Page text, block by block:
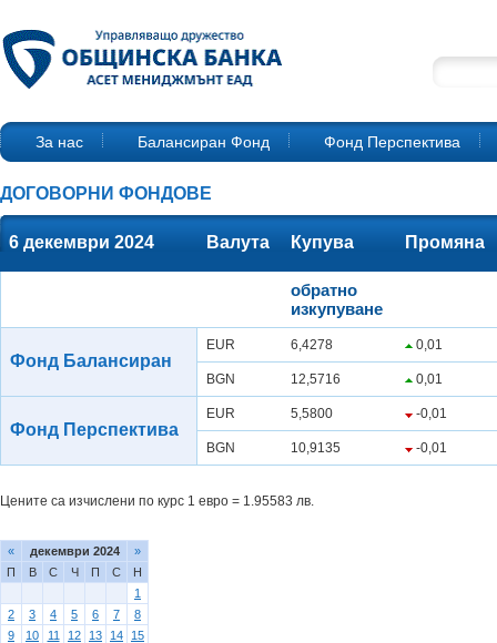
За нас Балансиран Фонд Фонд Перспектива
ДОГОВОРНИ ФОНДОВЕ
6 декември 2024 Валута Купува Промяна
обратно
изкупуване
Фонд Балансиран
EUR 6,4278 0,01
BGN 12,5716 0,01
Фонд Перспектива
EUR 5,5800 -0,01
BGN 10,9135 -0,01
Цените са изчислени по курс 1 евро = 1.95583 лв.
« декември 2024
»
П
В С Ч П С
Н
1
2
3 4 5 6 7
8
9
10 11 12 13 14
15